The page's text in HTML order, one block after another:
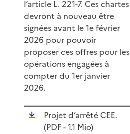
l’article L. 221-7. Ces chartes
devront à nouveau être
signées avant le 1e février
2026 pour pouvoir
proposer ces offres pour les
opérations engagées à
compter du 1er janvier
2026.
Projet d’arrêté CEE.
(PDF- 1.1 Mio)